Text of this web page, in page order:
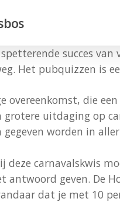
succes
Het pubquizzen is
overeenkomst, die
grotere uitdaging op
gegeven worden in
deze carnavalskwis
antwoord geven. De
dat je met 10